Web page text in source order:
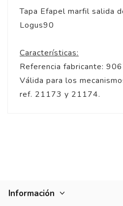
Tapa Efapel marfil salida
Logus90
Características:
Referencia fabricante:
Válida para los
ref. 21173 y 21174.
Información